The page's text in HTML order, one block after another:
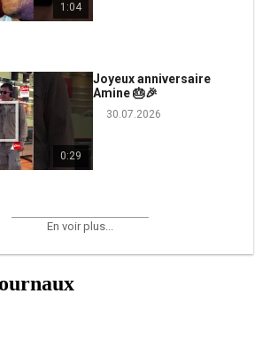
1:04
0:29
Joyeux anniversaire
Amine 🎂🎉
30.07.2026
En voir plus...